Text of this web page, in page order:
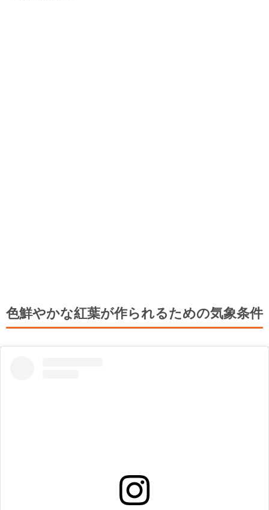
色鮮やかな紅葉が作られるための気象条件